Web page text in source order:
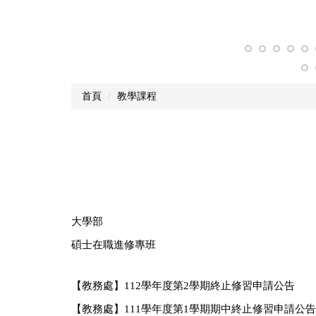
首頁 教學課程
大學部
碩士在職進修專班
【教務處】112學年度第2學期終止修習申請公告
【教務處】111學年度第1學期期中終止修習申請公告